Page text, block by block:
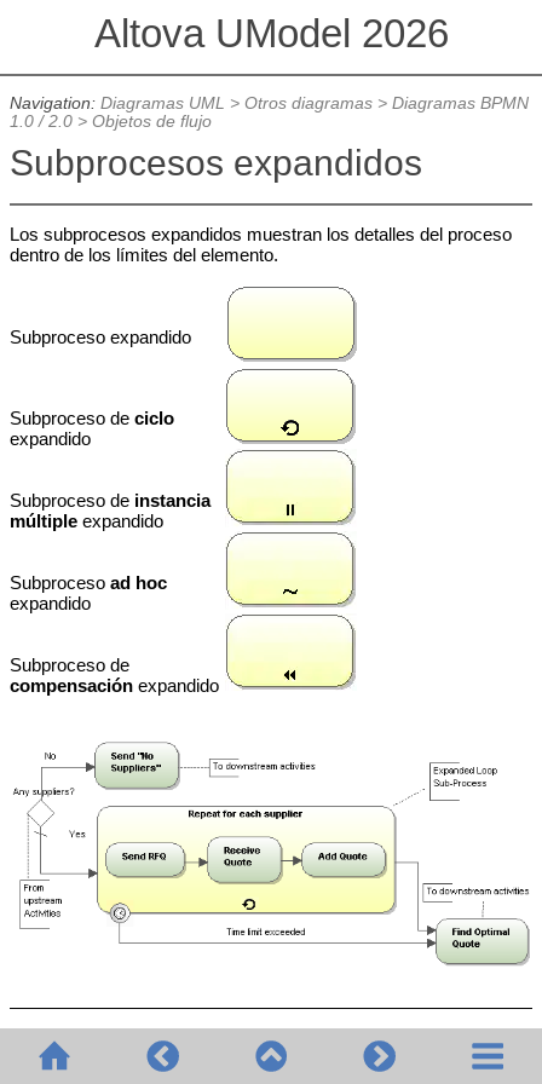
Altova UModel 2026
Navigation: Diagramas UML > Otros diagramas> Diagramas BPMN
1.0 / 2.0> Objetos de flujo
Subprocesos expandidos
Los subprocesos expandidos muestran los detalles del proceso
dentro de los límites del elemento.
Subproceso expandido
Subproceso de ciclo
expandido
Subproceso de instancia
múltipleexpandido
Subproceso ad hoc
expandido
Subproceso de
compensaciónexpandido
Subprocesos expandidos BPMN 2.0